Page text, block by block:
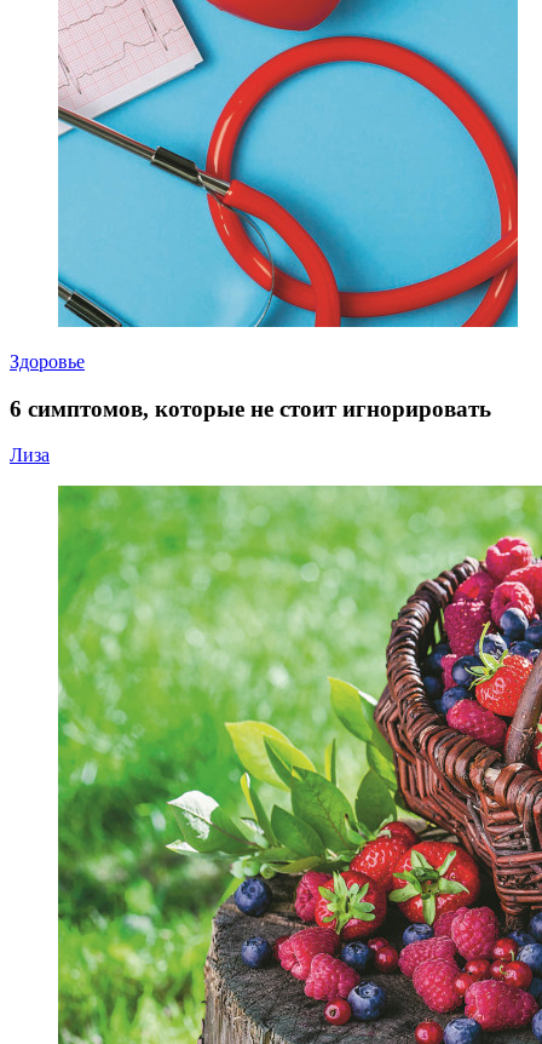
Здоровье
6 симптомов, которые не стоит игнорировать
Лиза